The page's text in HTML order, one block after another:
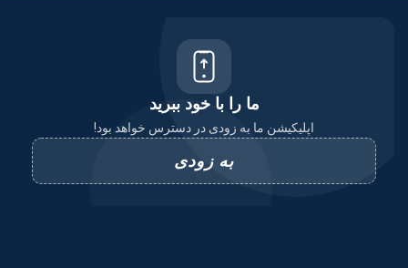
ما را با خود ببرید
اپلیکیشن ما به زودی در دسترس خواهد بود!
به زودی